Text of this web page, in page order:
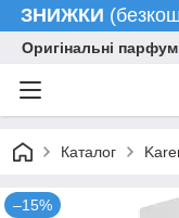
ЗНИЖКИ
Оригінальні
Каталог
–15%